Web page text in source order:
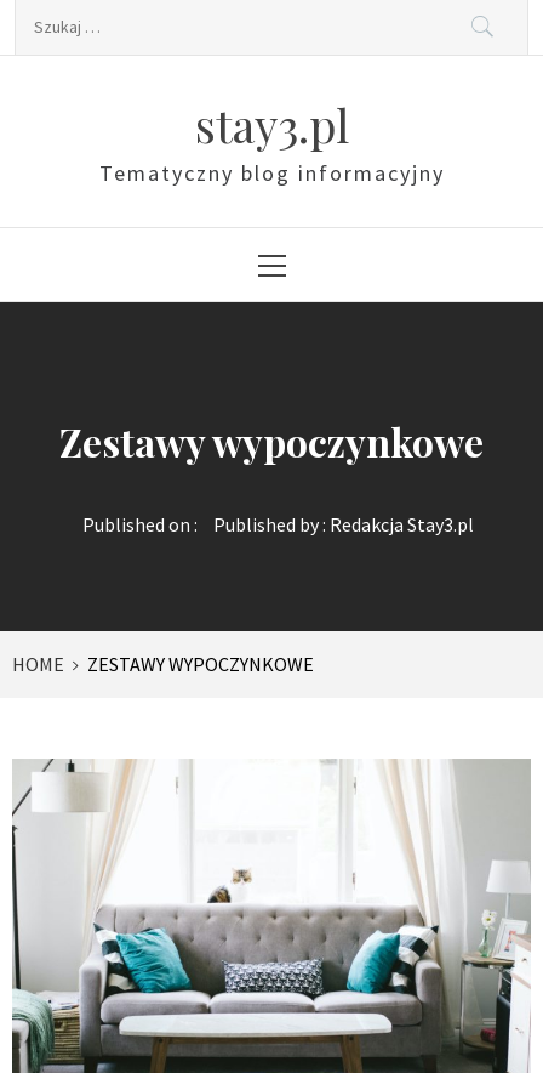
Szukaj:
stay3.pl
Tematyczny blog informacyjny
Menu
Zestawy wypoczynkowe
Published on : Published by : Redakcja Stay3.pl
HOME ZESTAWY WYPOCZYNKOWE